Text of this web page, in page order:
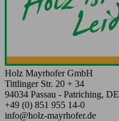
Holz Mayrhofer GmbH
Tittlinger Str. 20 + 34
94034 Passau - Patriching, DE
+49 (0) 851 955 14-0
info@holz-mayrhofer.de